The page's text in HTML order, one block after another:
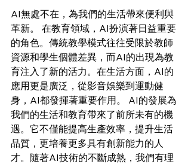
AI無處不在，為我們的生活帶來便利與
革新。 在教育領域，AI扮演著日益重要
的角色。傳統教學模式往往受限於教師
資源和學生個體差異，而AI的出現為教
育注入了新的活力。在生活方面，AI的
應用更是廣泛，從影音娛樂到運動健
身，AI都發揮著重要作用。 AI的發展為
我們的生活和教育帶來了前所未有的機
遇。它不僅能提高生產效率，提升生活
品質，更培養更多具有創新能力的人
才。隨著AI技術的不斷成熟，我們有理